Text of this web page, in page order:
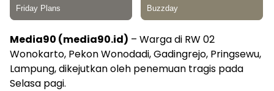
Media90 (media90.id) – Warga di RW 02
Wonokarto, Pekon Wonodadi, Gadingrejo, Pringsewu,
Lampung, dikejutkan oleh penemuan tragis pada
Selasa pagi.